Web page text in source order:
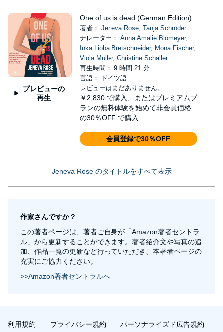
プレビューの
再生
One of us is dead (German Edition)
著者： Jeneva Rose, Tanja Schröder
ナレーター： Anna Amalie Blomeyer,
Inka Lioba Bretschneider, Mona Fischer,
Viola Müller, Christine Schaller
再生時間： 9 時間 21 分
言語： ドイツ語
レビューはまだありません。
￥2,830 で購入、またはプレミアムプ
ランの無料体験を始めて非会員価格
の30％OFF で購入
会員登録で30％OFF
Jeneva Rose のタイトルをすべて表示
作家さんですか？
この著者ページは、著者ご自身が「Amazon著者セントラ
ル」から更新することができます。著者紹介文や写真の追
加、作品一覧の更新など行っていただき、本著者ページの
充実にご協力ください。
>>Amazon著者セントラルへ
利用規約 プライバシー規約 パーソナライズド広告規約